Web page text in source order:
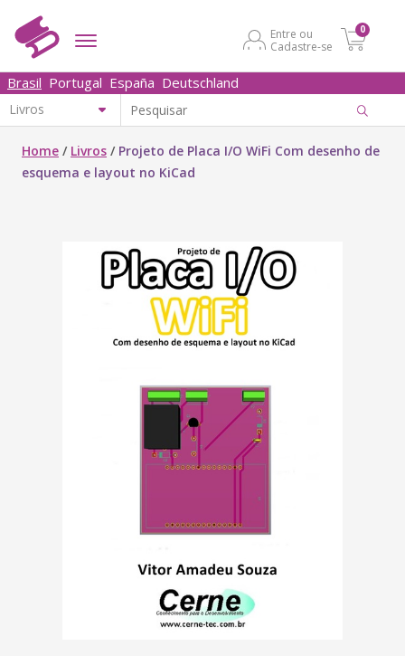
Entre ou
Cadastre-se
0
Brasil Portugal España Deutschland
Home / Livros / Projeto de Placa I/O WiFi Com desenho de
esquema e layout no KiCad